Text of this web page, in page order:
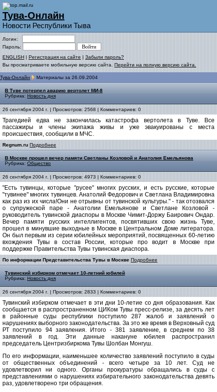
Тува-Онлайн
Новости Республики Тыва
Логин:
Пароль:
ENGLISH | Регистрация на сайте | Забыли пароль?
Вы просматриваете мобильную версию сайта. Перейти на полную версию сайта.
Тува-Онлайн Материалы за 26.09.2004
В Туве потерпел аварию вертолет МИ-8
Рубрика: Новость дня
26 сентября 2004 г. | Просмотров: 2568 | Комментариев: 0
Трагедией едва не закончилась катастрофа вертолета в Туве. Все
пассажиры и члены экипажа живы и уже эвакуированы с места
происшествия, сообщили в МЧС.
Regnum.ru Подробнее
В Москве прошел вечер памяти Светланы Козловой и Анатолия Емельянова
Рубрика: Общество
26 сентября 2004 г. | Просмотров: 4973 | Комментариев: 0
"Есть тувинцы, которые "русее" многих русских, и есть русские, которые
"тувинее" многих тувинцев. Анатолий Федорович и Светлана Владимировна
как раз из их числа!Они не отрывны от тувинской культуры." - так отозвался
о супружеской паре - Анатолии Емельянове и Светлане Козловой -
руководитель тувинской диаспоры в Москве Чимит-Доржу Баирович Ондар.
Вечер памяти русских интеллигентов, посвятивших свою жизнь Туве,
прошел в минувшие выходные в Москве в Центральном Доме литератора.
Он был первым из серии юбилейных мероприятий, посвященных 60-летию
вхождения Тувы в состав России, которые про водит в Москве при
поддержке Правительства Тувы тувинская диаспора.
По информации Представительства Тувы в Москве Подробнее
Тувинский избирком отмечает 10-летний юбилей
Рубрика: Новость дня
26 сентября 2004 г. | Просмотров: 2833 | Комментариев: 0
Тувинский избирком отмечает в эти дни 10-летие со дня образования. Как
сообщается в распространенном ЦИКом Тувы пресс-релизе, за десять лет
в районные суды республики поступило 287 жалоб и заявлений о
нарушениях выборного законодательства. За это же время в Верховный суд
РТ поступило 94 заявления. Итого - 381 заявление, в среднем по 38
заявлений в год. Эти данные накануне юбилея распространил
председатель Центризбиркома Тувы Шолбан Монгуш.
По его информации, наименьшее количество заявлений поступило в суды
от общественных объединений - всего четыре за 10 лет. Суд не
удовлетворил ни одного. Органы прокуратуры обращались в суды с
представлениями о нарушениях избирательного законодательства девять
раз, удовлетворено три обращения.